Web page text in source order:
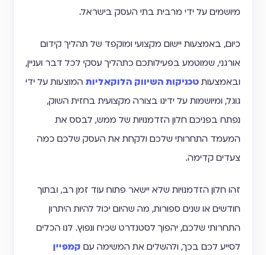
מיושמים על ידי מרבית בתי העסק בישראל.
כיום, באמצעות יישום מקצועי ומוקפד של תהליך קידום
אורגני, שמוטמע בפעילותכם כתהליך עסקי לכל דבר ועניין,
ובאמצעות טכניקות השיווק הלוקאליות המוצעות על ידי
גוגל, ומיושמות על ידינו בצורה מקצועית בחזית השוק,
נפתח בפניכם חלון הזדמנויות של ממש, לבסס את
המעמד התחרותי שלכם ולקחת את העסק שלכם כמה
צעדים קדימה.
זהו חלון הזדמנויות שלא יישאר פתוח עוד זמן רב, ובתוך
חודשים או שנים ספורות, מה שהיום יכול להיות היתרון
התחרותי שלכם, יהפוך לסטנדרט שכיח ונפוץ. לנו הכלים
לסייע לכם בכך, ולהשלים את המשימה עם קמפיין